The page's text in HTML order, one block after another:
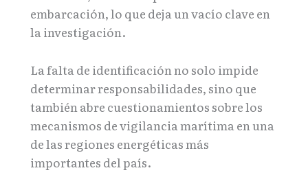
embarcación, lo que deja un vacío clave en
la investigación.
La falta de identificación no solo impide
determinar responsabilidades, sino que
también abre cuestionamientos sobre los
mecanismos de vigilancia marítima en una
de las regiones energéticas más
importantes del país.